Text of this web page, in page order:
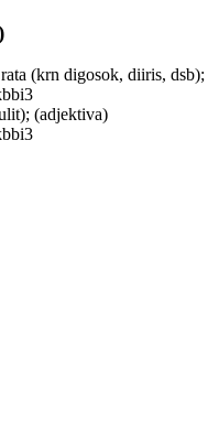
(krn digosok, diiris, dsb);
(adjektiva)